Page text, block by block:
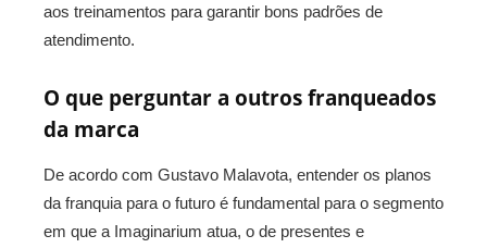
aos treinamentos para garantir bons padrões de
atendimento.
O que perguntar a outros franqueados
da marca
De acordo com Gustavo Malavota, entender os planos
da franquia para o futuro é fundamental para o segmento
em que a Imaginarium atua, o de presentes e